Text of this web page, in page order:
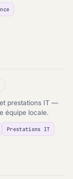
prestations IT —
équipe locale.
Prestations IT